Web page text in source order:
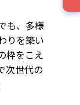
も、多様
りを築い
枠をこえ
次世代の